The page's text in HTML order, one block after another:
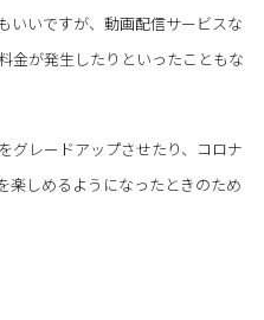
いいですが、動画配信サービスな
金が発生したりといったこともな
グレードアップさせたり、コロナ
楽しめるようになったときのため